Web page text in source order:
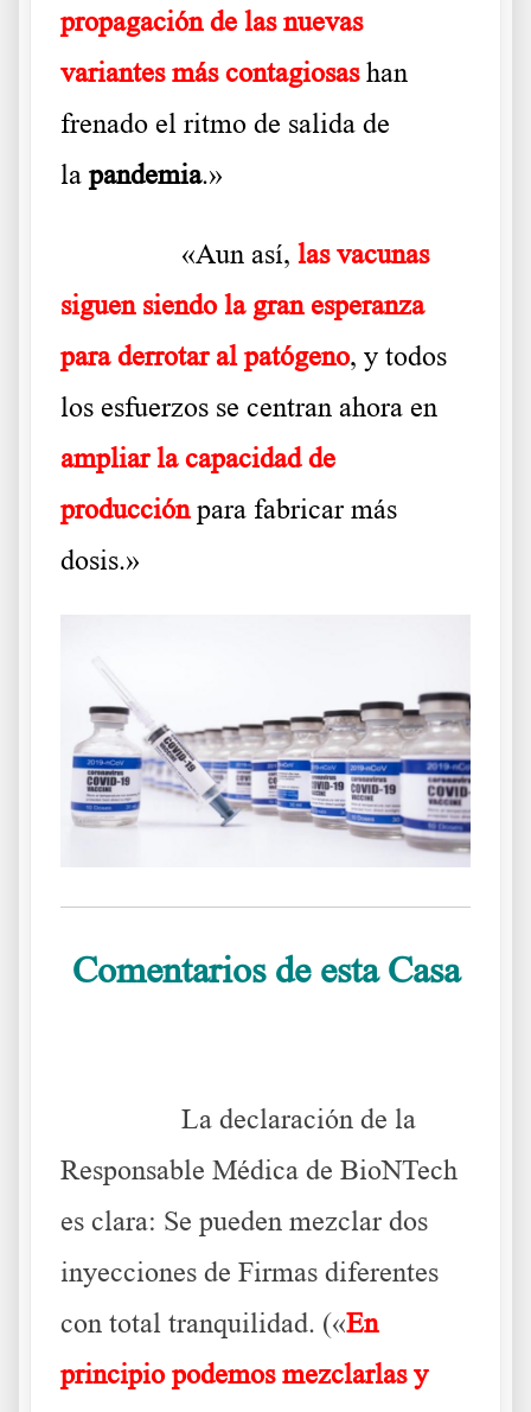
propagación de las nuevas
variantes más contagiosashan
frenado el ritmo de salida de
la pandemia.»
«Aun así, las vacunas
siguen siendo la gran esperanza
para derrotar al patógeno, y todos
los esfuerzos se centran ahora en
ampliar la capacidad de
producciónpara fabricar más
dosis.»
Comentarios de esta Casa
La declaración de la
Responsable Médica de BioNTech
es clara: Se pueden mezclar dos
inyecciones de Firmas diferentes
con total tranquilidad. («En
principio podemos mezclarlas y